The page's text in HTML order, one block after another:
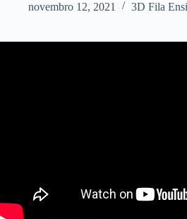
novembro 12, 2021 3D Fila